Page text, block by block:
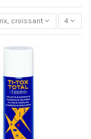
croissant 4